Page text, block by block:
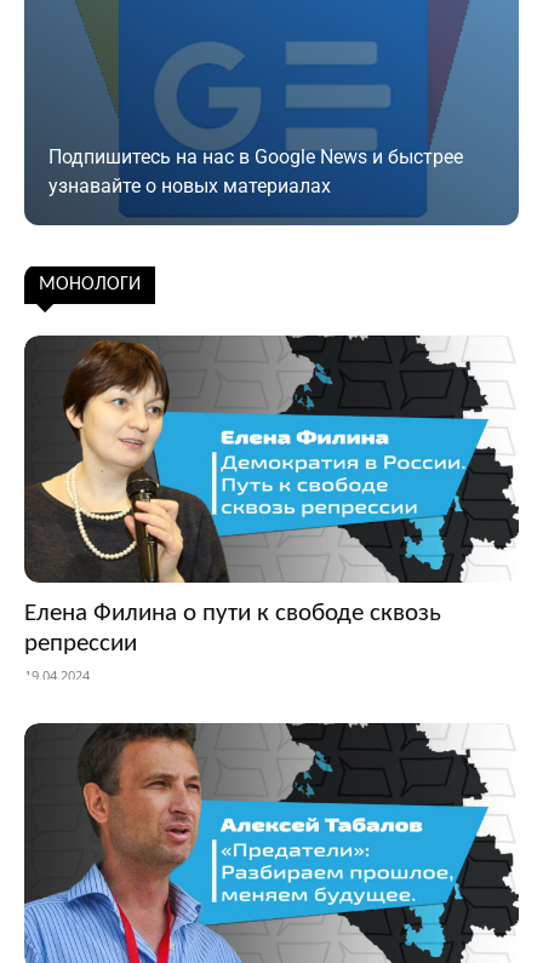
Подпишитесь на нас в Google News и быстрее
узнавайте о новых материалах
Подписаться
МОНОЛОГИ
Елена Филина о пути к свободе сквозь
репрессии
19.04.2024